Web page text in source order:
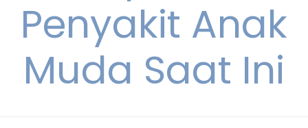
Penyakit Anak
Muda Saat Ini